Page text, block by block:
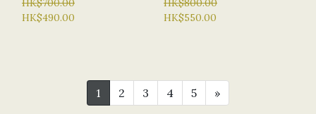
MANUKA HONEY 1KG
HK$490.00
6) MANUKA HONEY
500G
HK$550.00
1 2 3 4 5 »